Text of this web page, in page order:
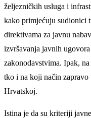
željezničkih usluga i
kako primjećuju sudionici
direktivama za javnu
izvršavanja javnih
zakonodavstvima. Ipak,
tko i na koji način
Hrvatskoj.
Istina je da su kriteriji